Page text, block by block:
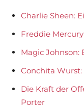
Charlie Sheen:
Freddie
Magic
Conchita
Die Kraft der
Porter